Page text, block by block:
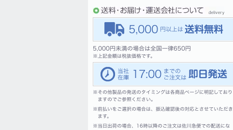
5,000
5,000円未満の場合は全国一律650円
※ 上記金額は税抜価格です。
17:00
※その他製品の発送のタイミングは各商品ページに明記しており
ますのでご参照ください。
※前払いをご選択の場合は、振込確認後の対応とさせていただき
ます。
※ 当日出荷の場合、16時以降のご注文は佐川急便での配送にな